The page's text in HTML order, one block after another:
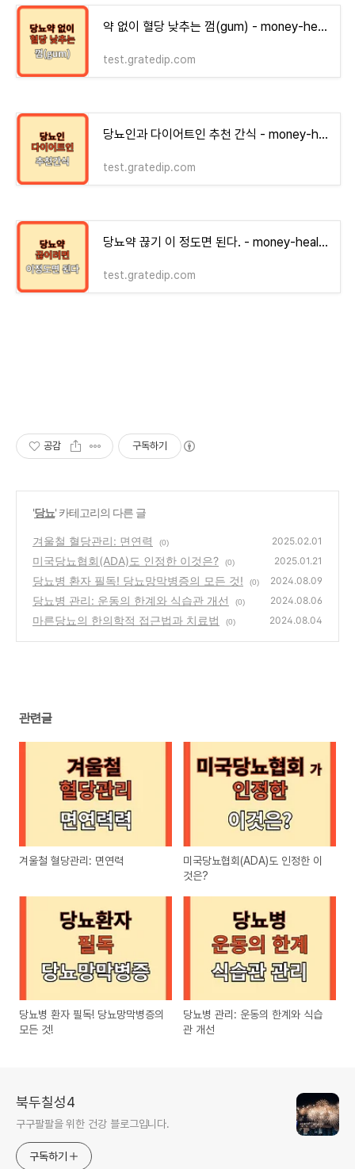
약 없이 혈당 낮추는 껌(gum) - money-health
test.gratedip.com
당뇨인과 다이어트인 추천 간식 - money-health
test.gratedip.com
당뇨약 끊기 이 정도면 된다. - money-health
test.gratedip.com
공감 구독하기
'당뇨' 카테고리의 다른 글
겨울철 혈당관리: 면연력 (0) 2025.02.01
미국당뇨협회(ADA)도 인정한 이것은? (0) 2025.01.21
당뇨병 환자 필독! 당뇨망막병증의 모든 것! (0) 2024.08.09
당뇨병 관리: 운동의 한계와 식습관 개선 (0) 2024.08.06
마른당뇨의 한의학적 접근법과 치료법 (0) 2024.08.04
관련글
겨울철 혈당관리: 면연력
미국당뇨협회(ADA)도 인정한 이
것은?
당뇨병 환자 필독! 당뇨망막병증의
모든 것!
당뇨병 관리: 운동의 한계와 식습
관 개선
북두칠성4
구구팔팔을 위한 건강 블로그입니다.
구독하기